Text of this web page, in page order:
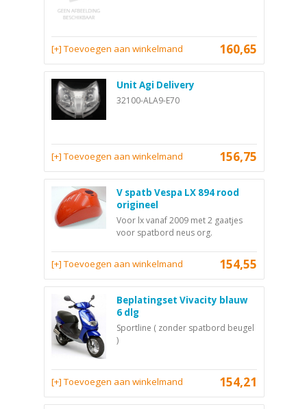
160,65
[+] Toevoegen aan winkelmand
Unit Agi Delivery
32100-ALA9-E70
156,75
[+] Toevoegen aan winkelmand
V spatb Vespa LX 894 rood
origineel
Voor lx vanaf 2009 met 2 gaatjes
voor spatbord neus org.
154,55
[+] Toevoegen aan winkelmand
Beplatingset Vivacity blauw
6 dlg
Sportline ( zonder spatbord beugel
)
154,21
[+] Toevoegen aan winkelmand